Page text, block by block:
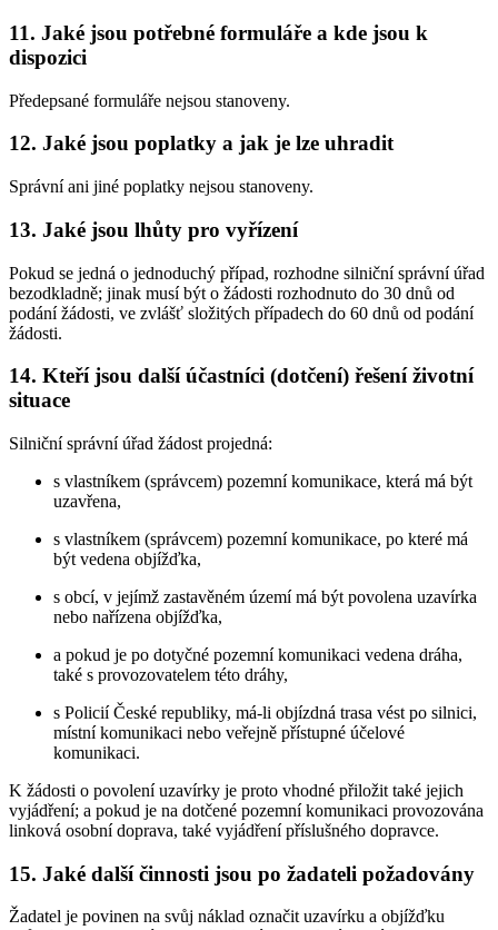
11. Jaké jsou potřebné formuláře a kde jsou k
dispozici
Předepsané formuláře nejsou stanoveny.
12. Jaké jsou poplatky a jak je lze uhradit
Správní ani jiné poplatky nejsou stanoveny.
13. Jaké jsou lhůty pro vyřízení
Pokud se jedná o jednoduchý případ, rozhodne silniční správní úřad
bezodkladně; jinak musí být o žádosti rozhodnuto do 30 dnů od
podání žádosti, ve zvlášť složitých případech do 60 dnů od podání
žádosti.
14. Kteří jsou další účastníci (dotčení) řešení životní
situace
Silniční správní úřad žádost projedná:
s vlastníkem (správcem) pozemní komunikace, která má být
uzavřena,
s vlastníkem (správcem) pozemní komunikace, po které má
být vedena objížďka,
s obcí, v jejímž zastavěném území má být povolena uzavírka
nebo nařízena objížďka,
a pokud je po dotyčné pozemní komunikaci vedena dráha,
také s provozovatelem této dráhy,
s Policií České republiky, má-li objízdná trasa vést po silnici,
místní komunikaci nebo veřejně přístupné účelové
komunikaci.
K žádosti o povolení uzavírky je proto vhodné přiložit také jejich
vyjádření; a pokud je na dotčené pozemní komunikaci provozována
linková osobní doprava, také vyjádření příslušného dopravce.
15. Jaké další činnosti jsou po žadateli požadovány
Žadatel je povinen na svůj náklad označit uzavírku a objížďku